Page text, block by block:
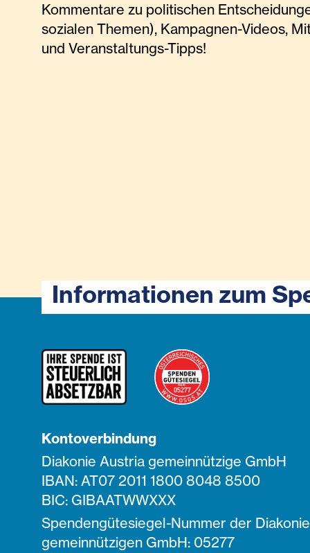
Kommentare zu politischen
sozialen Themen), Kampagnen-Videos,
und Veranstaltungs-Tipps!
Informationen zum
Kontoverbindung
Diakonie Austria gemeinnützige GmbH
IBAN: AT07 2011 1800 8048 8500
BIC: GIBAATWWXXX
Spendengütesiegel-Nummer der
gemeinnützigen GmbH: 05277